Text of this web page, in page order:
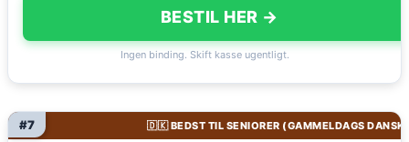
BESTIL HER →
Ingen binding. Skift kasse ugentligt.
🇩🇰 BEDST TIL SENIORER (GAMMELDAGS DANSK
#7